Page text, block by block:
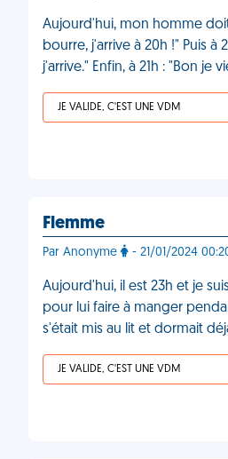
Aujourd'hui, mon homme doit
bourre, j'arrive à 20h !" Puis
j'arrive." Enfin, à 21h : "Bon je
JE VALIDE, C'EST UNE VDM
Flemme
Par Anonyme - 21/01/2024
Aujourd'hui, il est 23h et je
pour lui faire à manger
s'était mis au lit et dormait
JE VALIDE, C'EST UNE VDM